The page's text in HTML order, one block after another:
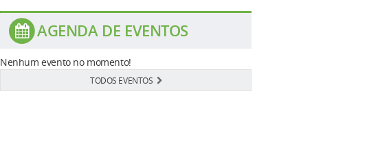
AGENDA DE EVENTOS
Nenhum evento no momento!
TODOS EVENTOS